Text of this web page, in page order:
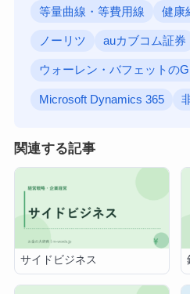
等量曲線・等費用線 健康
ノーリツ auカブコム証券
ウォーレン・バフェットの
Microsoft Dynamics 365
関連する記事
サイドビジネス